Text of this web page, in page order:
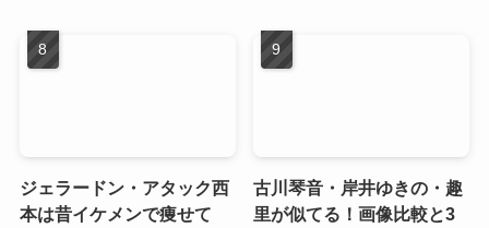
ジェラードン・アタック西
本は昔イケメンで痩せて
古川琴音・岸井ゆきの・趣
里が似てる！画像比較と3